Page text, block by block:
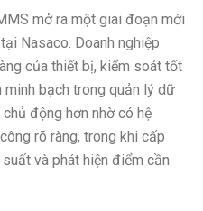
mở ra một giai đoạn mới
Nasaco. Doanh nghiệp
của thiết bị, kiểm soát tốt
bạch trong quản lý dữ
động hơn nhờ có hệ
rõ ràng, trong khi cấp
và phát hiện điểm cần